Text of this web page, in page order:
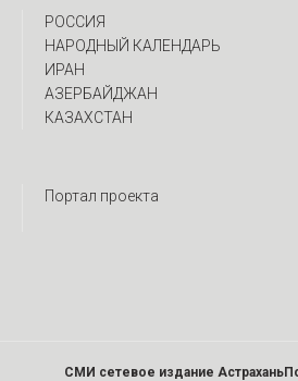
РОССИЯ
НАРОДНЫЙ КАЛЕНДАРЬ
ИРАН
АЗЕРБАЙДЖАН
КАЗАХСТАН
Портал проекта
СМИ сетевое издание